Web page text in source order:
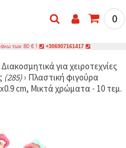
0
άνω των 80 € ! +306907161417
Διακοσμητικά για χειροτεχνίες
(285)› Πλαστική φιγούρα
cm, Μικτά χρώματα - 10 τεμ.